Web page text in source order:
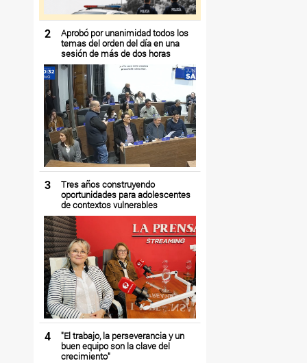
2
Aprobó por unanimidad todos los
temas del orden del día en una
sesión de más de dos horas
3
Tres años construyendo
oportunidades para adolescentes
de contextos vulnerables
4
"El trabajo, la perseverancia y un
buen equipo son la clave del
crecimiento"